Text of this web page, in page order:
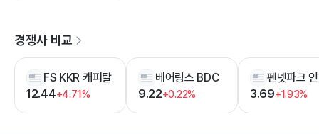
경쟁사 비교
FS KKR 캐피탈
12.44+4.71%
베어링스 BDC
9.22+0.22% 3.69+1.93%